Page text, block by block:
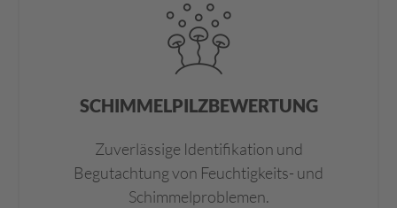
SCHIMMELPILZBEWERTUNG
Zuverlässige Identifikation und
Begutachtung von Feuchtigkeits- und
Schimmelproblemen.